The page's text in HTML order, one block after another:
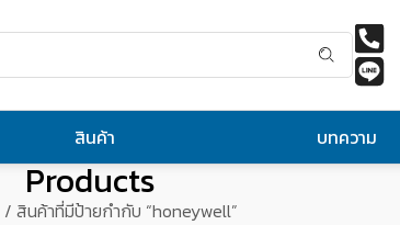
สินค้า บทความ
Products
/ สินค้าที่มีป้ายกำกับ “honeywell”